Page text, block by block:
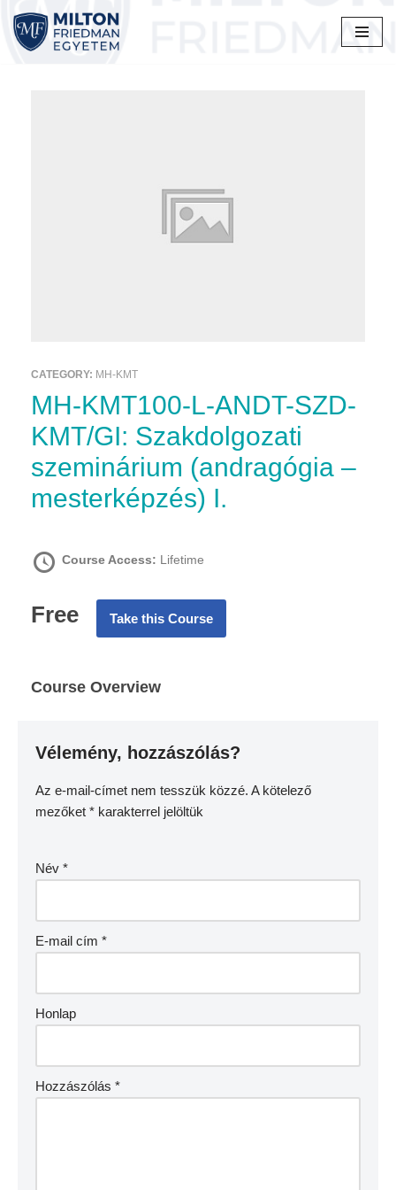
Skip
CATEGORY: MH-KMT
MH-KMT100-L-ANDT-SZD-
KMT/GI: Szakdolgozati
szeminárium (andragógia –
mesterképzés) I.
Course Access: Lifetime
Free Take this Course
Course Overview
Vélemény, hozzászólás?
Az e-mail-címet nem tesszük közzé. A kötelező
mezőket * karakterrel jelöltük
Név *
E-mail cím *
Honlap
Hozzászólás *